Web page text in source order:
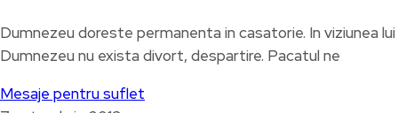
Dumnezeu doreste permanenta in casatorie. In viziunea lui
Dumnezeu nu exista divort, despartire. Pacatul ne
Mesaje pentru suflet